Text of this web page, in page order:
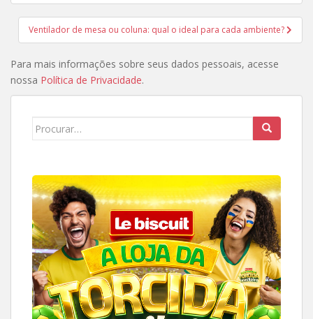
Post
Ventilador de mesa ou coluna: qual o ideal para cada ambiente?
Para mais informações sobre seus dados pessoais, acesse
nossa Política de Privacidade.
Search